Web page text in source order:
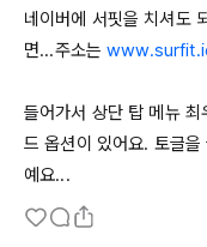
네이버에 서핏을 치셔도
면...주소는
들어가서 상단 탑 메뉴
드 옵션이 있어요. 토글
예요...